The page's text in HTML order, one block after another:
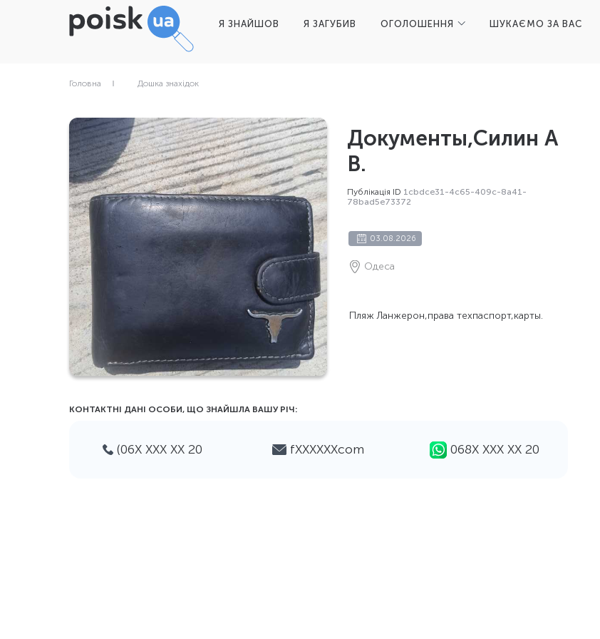
Я ЗНАЙШОВ Я ЗАГУБИВ ОГОЛОШЕННЯ ШУКАЄМО ЗА ВАС
Головна Дошка знахідок
Документы,Силин А
В.
Публікація ID 1cbdce31-4c65-409c-8a41-
78bad5e73372
03.08.2026
Одеса
Пляж Ланжерон,права техпаспорт,карты.
КОНТАКТНІ ДАНІ ОСОБИ, ЩО ЗНАЙШЛА ВАШУ РIЧ:
(06Х ХХХ ХХ 20 fХХХХХХcom 068Х ХХХ ХХ 20